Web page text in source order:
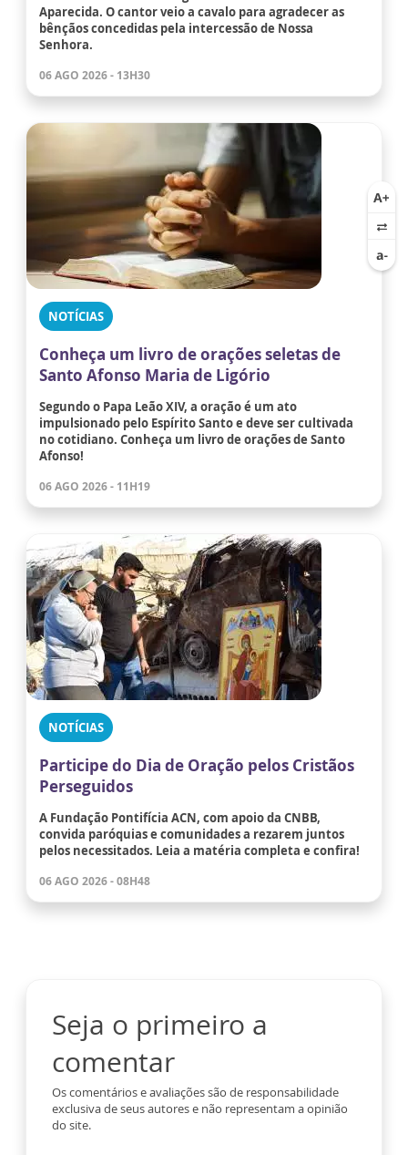
Aparecida. O cantor veio a cavalo para agradecer as
bênçãos concedidas pela intercessão de Nossa
Senhora.
06 AGO 2026 - 13H30
NOTÍCIAS
Conheça um livro de orações seletas de
Santo Afonso Maria de Ligório
Segundo o Papa Leão XIV, a oração é um ato
impulsionado pelo Espírito Santo e deve ser cultivada
no cotidiano. Conheça um livro de orações de Santo
Afonso!
06 AGO 2026 - 11H19
NOTÍCIAS
Participe do Dia de Oração pelos Cristãos
Perseguidos
A Fundação Pontifícia ACN, com apoio da CNBB,
convida paróquias e comunidades a rezarem juntos
pelos necessitados. Leia a matéria completa e confira!
06 AGO 2026 - 08H48
Seja o primeiro a
comentar
Os comentários e avaliações são de responsabilidade
exclusiva de seus autores e não representam a opinião
do site.